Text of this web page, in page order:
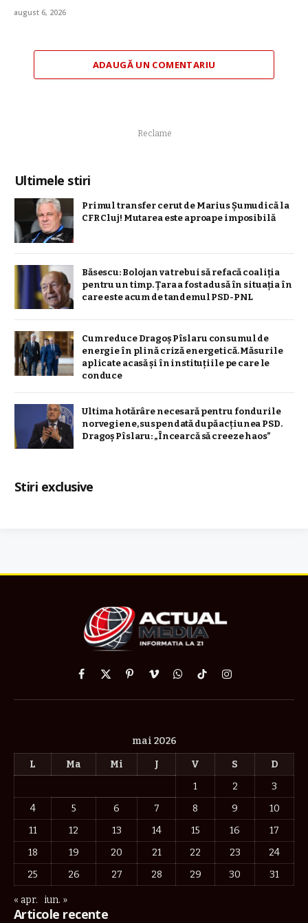
august 6, 2026
ADAUGĂ UN COMENTARIU
Reclame
Ultimele stiri
Primul transfer cerut de Marius Șumudică la
CFR Cluj! Mutarea este aproape imposibilă
Băsescu: Bolojan va trebui să refacă coaliţia
pentru un timp. Țara a fost adusă în situaţia în
care este acum de tandemul PSD-PNL
Cum reduce Dragoș Pîslaru consumul de
energie în plină criză energetică. Măsurile
aplicate acasă și în instituțiile pe care le
conduce
Ultima hotărâre necesară pentru fondurile
norvegiene, suspendată după acțiunea PSD.
Dragoș Pîslaru: „Încearcă să creeze haos”
Stiri exclusive
Facebook
X
PinterestVimeoWhatsApp
TikTokInstagram
mai 2026
L
Ma Mi J V S
D
1
2
3
4
5 6 7 8 9
10
11
12 13 14 15 16
17
18
19 20 21 22 23
24
25
26 27 28 29 30 31
« apr. iun. »
Articole recente